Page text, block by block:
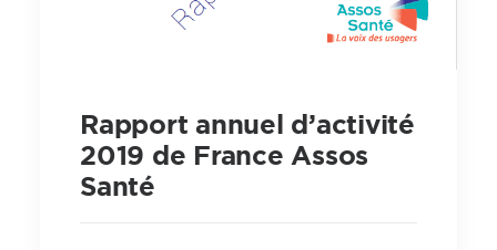
Rapport annuel d’activité
2019 de France Assos
Santé